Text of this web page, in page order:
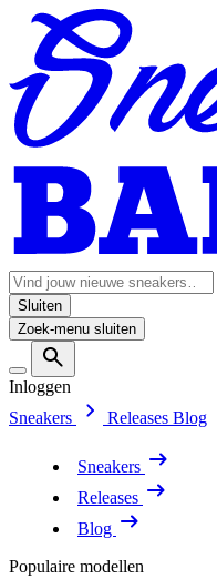
Sluiten
Zoek-menu sluiten
Inloggen
Sneakers
Releases Blog
Sneakers
Releases
Blog
Populaire modellen